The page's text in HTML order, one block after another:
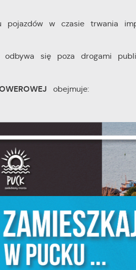
pojazdów w czasie trwania
się poza drogami
obejmuje:
nr 1511G na odcinku Puck –
nr 1513G na odcinku od